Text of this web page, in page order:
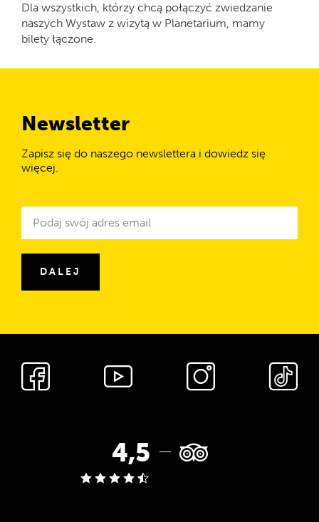
Dla wszystkich, którzy chcą połączyć zwiedzanie
naszych Wystaw z wizytą w Planetarium, mamy
bilety łączone.
Newsletter
Zapisz się do naszego newslettera i dowiedz się
więcej.
Newsletter
DALEJ
Media
społecznościowe
Ocena
w
4,5